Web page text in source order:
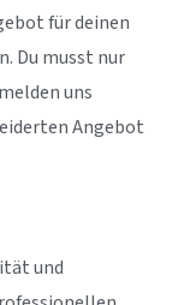
für deinen
Du musst nur
uns
Angebot
und